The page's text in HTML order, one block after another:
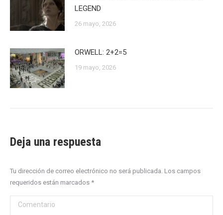
LEGEND
26 mayo, 2026
ORWELL: 2+2=5
19 mayo, 2026
Deja una respuesta
Tu dirección de correo electrónico no será publicada. Los campos
requeridos están marcados *
Comentario